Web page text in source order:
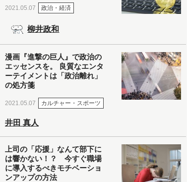
2021.05.07 政治・経済
柳井政和
漫画『進撃の巨人』で政治の
エッセンスを。 良質なエンタ
ーテイメントは「政治離れ」
の処方箋
2021.05.07 カルチャー・スポーツ
井田 真人
上司の「応援」なんて部下に
は響かない！？ 今すぐ職場
に導入するべきモチベーショ
ンアップの方法